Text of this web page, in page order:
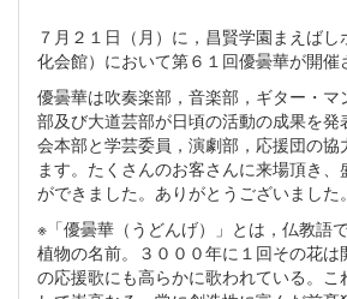
７月２１日（月）に，昌賢学園まえば
化会館）において第６１回優曇華が開催
優曇華は吹奏楽部，音楽部，ギター・マ
部及び大道芸部が日頃の活動の成果を発
会本部と学芸委員，演劇部，応援団の
ます。たくさんのお客さんに来場頂き、
ができました。ありがとうございました。
※「優曇華（うどんげ）」とは，仏教語
植物の名前。３０００年に１回その花は
の応援歌にも高らかに歌われている。こ